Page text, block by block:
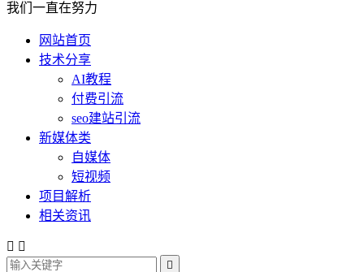
我们一直在努力
网站首页
技术分享
AI教程
付费引流
seo建站引流
新媒体类
自媒体
短视频
项目解析
相关资讯
 
